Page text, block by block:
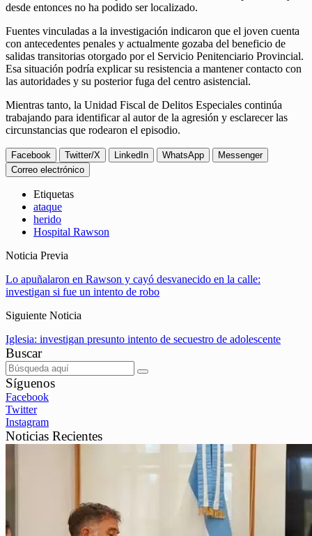
desde entonces no ha podido ser localizado.
Fuentes vinculadas a la investigación indicaron que el joven cuenta
con antecedentes penales y actualmente gozaba del beneficio de
salidas transitorias otorgado por el Servicio Penitenciario Provincial.
Esa situación podría explicar su resistencia a mantener contacto con
las autoridades y su posterior fuga del centro asistencial.
Mientras tanto, la Unidad Fiscal de Delitos Especiales continúa
trabajando para identificar al autor de la agresión y esclarecer las
circunstancias que rodearon el episodio.
Facebook Twitter/X LinkedIn WhatsApp
Messenger
Correo electrónico
Etiquetas
ataque
herido
Hospital Rawson
Noticia Previa
Lo apuñalaron en Rawson y cayó desvanecido en la calle:
investigan si fue un intento de robo
Siguiente Noticia
Iglesia: investigan presunto intento de secuestro de adolescente
Buscar
Síguenos
Facebook
Twitter
Instagram
Noticias Recientes